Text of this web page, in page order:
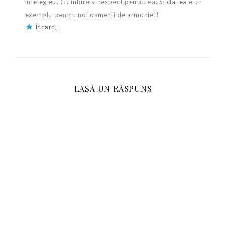
exemplu pentru noi oamenii de armonie!!
Încarc...
LASĂ UN RĂSPUNS